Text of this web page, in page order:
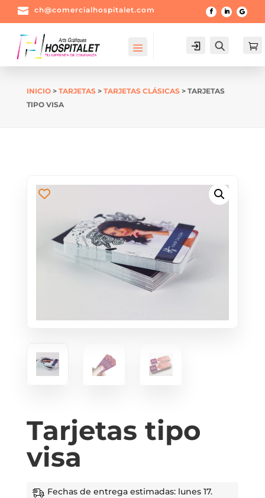
 ch@comercialhospitalet.com
Login Buscar
INICIO> TARJETAS> TARJETAS CLÁSICAS> TARJETAS
TIPO VISA
Tarjetas tipo
visa
Fechas de entrega estimadas: lunes 17.